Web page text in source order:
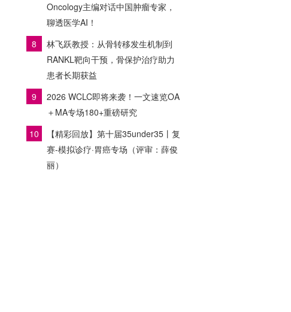
Oncology主编对话中国肿瘤专家，
聊透医学AI！
8
林飞跃教授：从骨转移发生机制到
RANKL靶向干预，骨保护治疗助力
患者长期获益
9
2026 WCLC即将来袭！一文速览OA
＋MA专场180+重磅研究
10
【精彩回放】第十届35under35丨复
赛-模拟诊疗·胃癌专场（评审：薛俊
丽）